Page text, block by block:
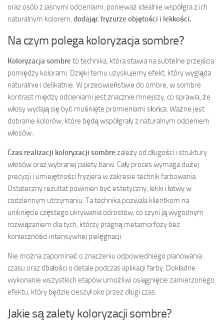
oraz osób z jasnymi odcieniami, ponieważ idealnie współgra z ich
naturalnym kolorem, dodając fryzurze objętości i lekkości.
Na czym polega koloryzacja sombre?
Koloryzacja sombre to technika, która stawia na subtelne przejścia
pomiędzy kolorami. Dzięki temu uzyskujemy efekt, który wygląda
naturalnie i delikatnie. W przeciwieństwie do ombre, w sombre
kontrast między odcieniami jest znacznie mniejszy, co sprawia, że
włosy wydają się być muśnięte promieniami słońca. Ważne jest
dobranie kolorów, które będą współgrały z naturalnym odcieniem
włosów.
Czas realizacji koloryzacji sombre zależy od długości i struktury
włosów oraz wybranej palety barw. Cały proces wymaga dużej
precyzji i umiejętności fryzjera w zakresie technik farbowania.
Ostateczny rezultat powinien być estetyczny, lekki i łatwy w
codziennym utrzymaniu. Ta technika pozwala klientkom na
uniknięcie częstego ukrywania odrostów, co czyni ją wygodnym
rozwiązaniem dla tych, którzy pragną metamorfozy bez
konieczności intensywnej pielęgnacji.
Nie można zapominać o znaczeniu odpowiedniego planowania
czasu oraz dbałości o detale podczas aplikacji farby. Dokładne
wykonanie wszystkich etapów umożliwi osiągnięcie zamierzonego
efektu, który będzie cieszył oko przez długi czas.
Jakie są zalety koloryzacji sombre?